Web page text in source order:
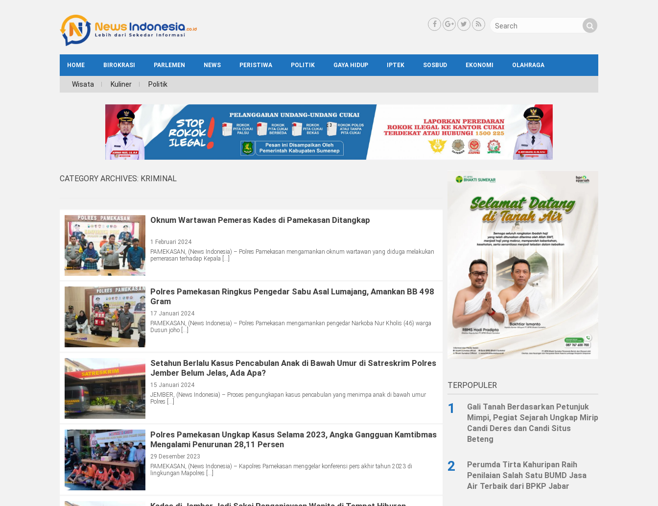
HOME BIROKRASI PARLEMEN NEWS PERISTIWA POLITIK GAYA HIDUP IPTEK SOSBUD EKONOMI OLAHRAGA
INDEKS BIROKRASI
Wisata Kuliner Politik
CATEGORY ARCHIVES: KRIMINAL
Oknum Wartawan Pemeras Kades di Pamekasan Ditangkap
1 Februari 2024
PAMEKASAN, (News Indonesia) – Polres Pamekasan mengamankan oknum wartawan yang diduga melakukan
pemerasan terhadap Kepala […]
Polres Pamekasan Ringkus Pengedar Sabu Asal Lumajang, Amankan BB 498
Gram
17 Januari 2024
PAMEKASAN, (News Indonesia) – Polres Pamekasan mengamankan pengedar Narkoba Nur Kholis (46) warga
Dusun joho […]
Setahun Berlalu Kasus Pencabulan Anak di Bawah Umur di Satreskrim Polres
Jember Belum Jelas, Ada Apa?
15 Januari 2024
JEMBER, (News Indonesia) – Proses pengungkapan kasus pencabulan yang menimpa anak di bawah umur
Polres […]
Polres Pamekasan Ungkap Kasus Selama 2023, Angka Gangguan Kamtibmas
Mengalami Penurunan 28,11 Persen
29 Desember 2023
PAMEKASAN, (News Indonesia) – Kapolres Pamekasan menggelar konferensi pers akhir tahun 2023 di
lingkungan Mapolres […]
TERPOPULER
1
Gali Tanah Berdasarkan Petunjuk
Mimpi, Pegiat Sejarah Ungkap Mirip
Candi Deres dan Candi Situs
Beteng
2
Perumda Tirta Kahuripan Raih
Penilaian Salah Satu BUMD Jasa
Air Terbaik dari BPKP Jabar